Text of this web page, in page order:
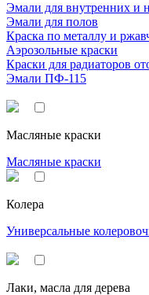
Эмали для внутренних и
Эмали для полов
Краска по металлу и
Аэрозольные краски
Краски для радиаторов
Эмали ПФ-115
Масляные краски
Масляные краски
Колера
Универсальные
Лаки, масла для дерева